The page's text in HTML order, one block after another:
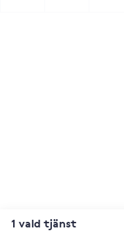
1 vald tjänst